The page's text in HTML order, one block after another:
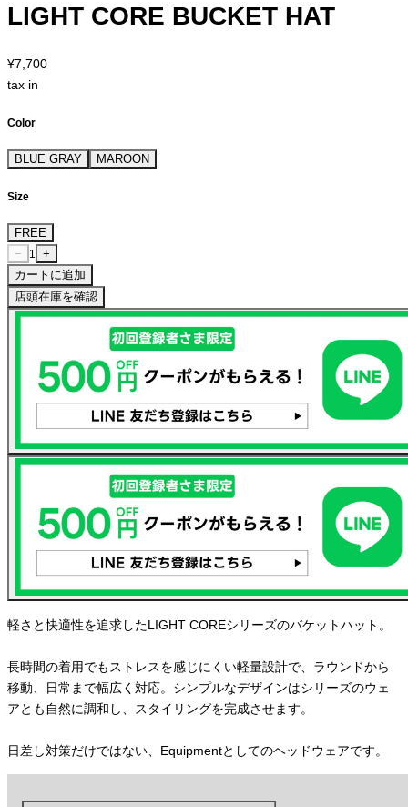
LIGHT CORE BUCKET HAT
¥7,700
tax in
Color
BLUE GRAY MAROON
Size
FREE
−
1
+
カートに追加
店頭在庫を確認
軽さと快適性を追求したLIGHT COREシリーズのバケットハット。
長時間の着用でもストレスを感じにくい軽量設計で、ラウンドから
移動、日常まで幅広く対応。シンプルなデザインはシリーズのウェ
アとも自然に調和し、スタイリングを完成させます。
日差し対策だけではない、Equipmentとしてのヘッドウェアです。